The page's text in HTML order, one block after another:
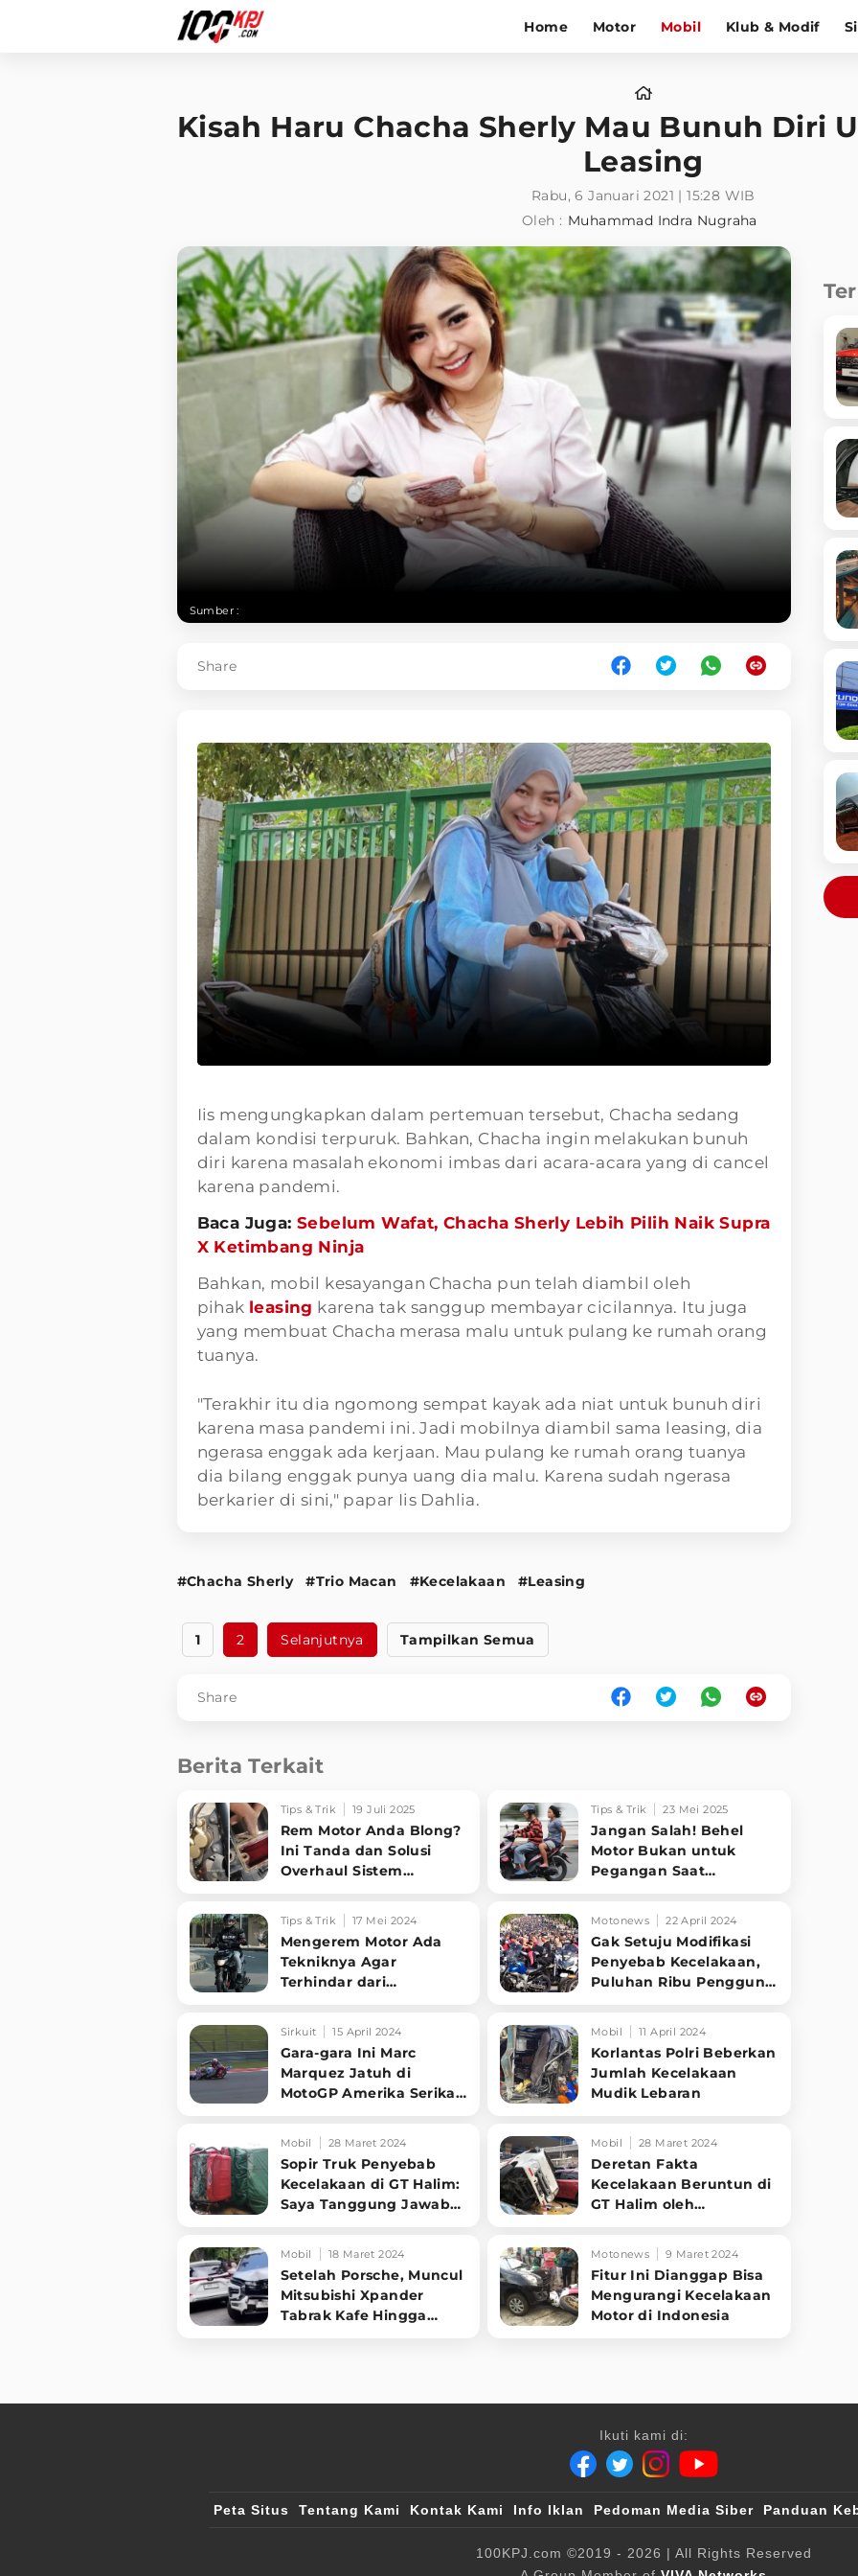
Home Motor Mobil Klub & Modif
Kisah Haru Chacha Sherly Mau Bunuh Diri
Leasing
Rabu, 6 Januari 2021 | 15:28 WIB
Oleh : Muhammad Indra Nugraha
Sumber :
Share
Iis mengungkapkan dalam pertemuan tersebut, Chacha sedang
dalam kondisi terpuruk. Bahkan, Chacha ingin melakukan bunuh
diri karena masalah ekonomi imbas dari acara-acara yang di cancel
karena pandemi.
Baca Juga: Sebelum Wafat, Chacha Sherly Lebih Pilih Naik Supra
X Ketimbang Ninja
Bahkan, mobil kesayangan Chacha pun telah diambil oleh
pihak leasing karena tak sanggup membayar cicilannya. Itu juga
yang membuat Chacha merasa malu untuk pulang ke rumah orang
tuanya.
"Terakhir itu dia ngomong sempat kayak ada niat untuk bunuh diri
karena masa pandemi ini. Jadi mobilnya diambil sama leasing, dia
ngerasa enggak ada kerjaan. Mau pulang ke rumah orang tuanya
dia bilang enggak punya uang dia malu. Karena sudah ngerasa
berkarier di sini," papar Iis Dahlia.
#Chacha Sherly #Trio Macan #Kecelakaan #Leasing
1 2 Selanjutnya Tampilkan Semua
Share
Berita Terkait
Tips & Trik 19 Juli 2025
Rem Motor Anda Blong?
Ini Tanda dan Solusi
Overhaul Sistem
Tips & Trik 23 Mei 2025
Jangan Salah! Behel
Motor Bukan untuk
Pegangan Saat
Tips & Trik 17 Mei 2024
Mengerem Motor Ada
Tekniknya Agar
Terhindar dari
Motonews 22 April 2024
Gak Setuju Modifikasi
Penyebab Kecelakaan,
Puluhan Ribu Pengguna
Sirkuit 15 April 2024
Gara-gara Ini Marc
Marquez Jatuh di
MotoGP Amerika Serikat
Mobil 11 April 2024
Korlantas Polri Beberkan
Jumlah Kecelakaan
Mudik Lebaran
Mobil 28 Maret 2024
Sopir Truk Penyebab
Kecelakaan di GT Halim:
Saya Tanggung Jawab
Mobil 28 Maret 2024
Deretan Fakta
Kecelakaan Beruntun di
GT Halim oleh
18 Tahun
Mobil 18 Maret 2024
Setelah Porsche, Muncul
Mitsubishi Xpander
Tabrak Kafe Hingga
Motonews 9 Maret 2024
Fitur Ini Dianggap Bisa
Mengurangi Kecelakaan
Motor di Indonesia
Ikuti kami di:
Peta Situs Tentang Kami Kontak Kami Info Iklan Pedoman Media Siber Panduan
100KPJ.com ©2019 - 2026 | All Rights Reserved